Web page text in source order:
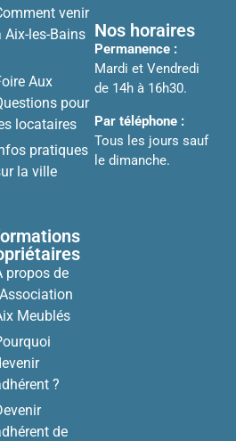
venir
Aix-les-Bains
Aux
pour
locataires
pratiques
la ville
propos de
Meublés
?
de
Nos horaires
Permanence :
Mardi et Vendredi
de 14h à 16h30.
Par téléphone :
Tous les jours sauf
le dimanche.